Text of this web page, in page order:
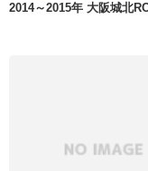
2014～2015年 大阪城北